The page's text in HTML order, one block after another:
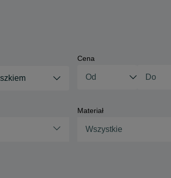
Cena
Materiał
Wszystkie